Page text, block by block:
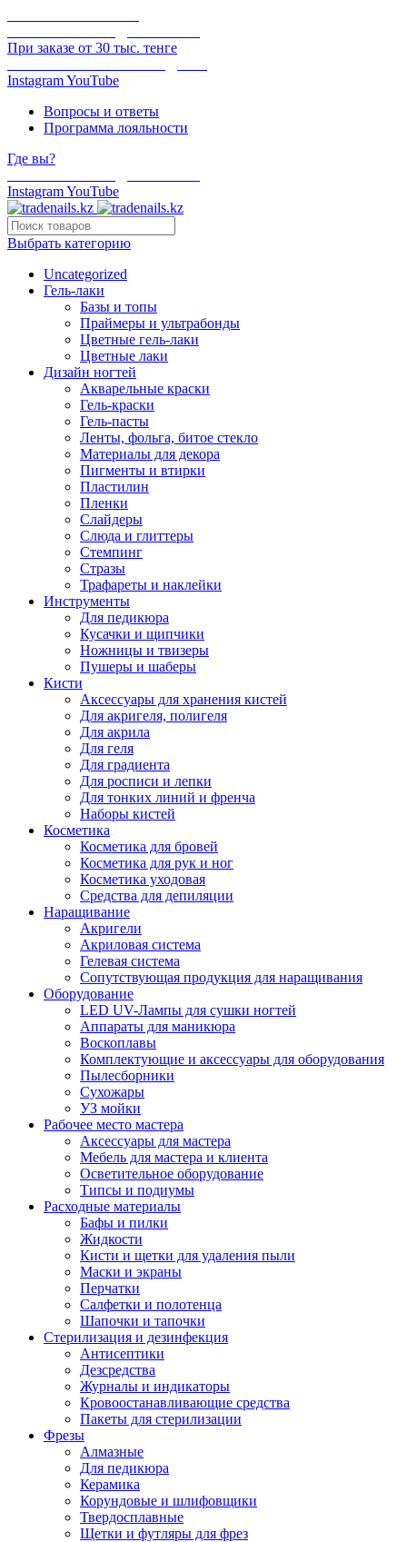
При заказе от 30 тыс. тенге
InstagramYouTube
Вопросы и ответы
Программа лояльности
Где вы?
InstagramYouTube
Выбрать категорию
Uncategorized
Гель-лаки
Базы и топы
Праймеры и ультрабонды
Цветные гель-лаки
Цветные лаки
Дизайн ногтей
Акварельные краски
Гель-краски
Гель-пасты
Ленты, фольга, битое стекло
Материалы для декора
Пигменты и втирки
Пластилин
Пленки
Слайдеры
Слюда и глиттеры
Стемпинг
Стразы
Трафареты и наклейки
Инструменты
Для педикюра
Кусачки и щипчики
Ножницы и твизеры
Пушеры и шаберы
Кисти
Аксессуары для хранения кистей
Для акригеля, полигеля
Для акрила
Для геля
Для градиента
Для росписи и лепки
Для тонких линий и френча
Наборы кистей
Косметика
Косметика для бровей
Косметика для рук и ног
Косметика уходовая
Средства для депиляции
Наращивание
Акригели
Акриловая система
Гелевая система
Сопутствующая продукция для наращивания
Оборудование
LED UV-Лампы для сушки ногтей
Аппараты для маникюра
Воскоплавы
Комплектующие и аксессуары для оборудования
Пылесборники
Сухожары
УЗ мойки
Рабочее место мастера
Аксессуары для мастера
Мебель для мастера и клиента
Осветительное оборудование
Типсы и подиумы
Расходные материалы
Бафы и пилки
Жидкости
Кисти и щетки для удаления пыли
Маски и экраны
Перчатки
Салфетки и полотенца
Шапочки и тапочки
Стерилизация и дезинфекция
Антисептики
Дезсредства
Журналы и индикаторы
Кровоостанавливающие средства
Пакеты для стерилизации
Фрезы
Алмазные
Для педикюра
Керамика
Корундовые и шлифовщики
Твердосплавные
Щетки и футляры для фрез